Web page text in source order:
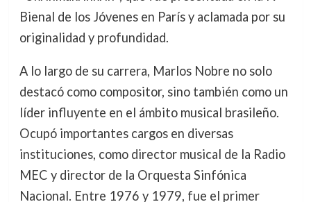
Bienal de los Jóvenes en París y aclamada por su
originalidad y profundidad.
A lo largo de su carrera, Marlos Nobre no solo
destacó como compositor, sino también como un
líder influyente en el ámbito musical brasileño.
Ocupó importantes cargos en diversas
instituciones, como director musical de la Radio
MEC y director de la Orquesta Sinfónica
Nacional. Entre 1976 y 1979, fue el primer